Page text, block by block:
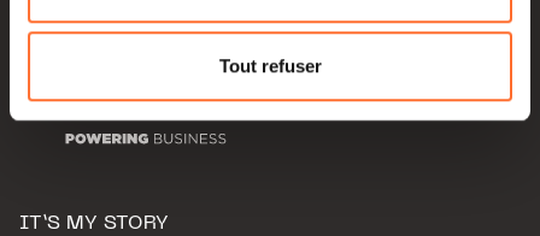
Pour de plus amples informations sur la manière dont
nous utilisons lescookies et sommes amenés à traiter
Charte d’usage des cookieset notrePolitique de
protection des données personnelles.
Tout refuser
IT’S MY STORY